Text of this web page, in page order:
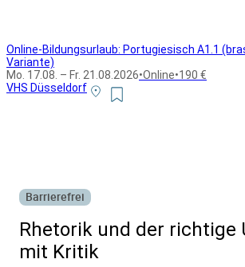
Online-Bildungsurlaub: Portugiesisch A1.1
Variante)
Mo. 17.08. – Fr. 21.08.2026•Online•190 €
VHS Düsseldorf
Barrierefrei
Rhetorik und der richtige
mit Kritik